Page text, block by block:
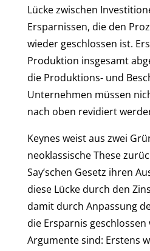
Lücke zwischen
Ersparnissen, die den
wieder geschlossen ist.
Produktion insgesamt
die Produktions- und
Unternehmen müssen
nach oben revidiert
Keynes weist aus zwei
neoklassische These
Say’schen Gesetz ihren
diese Lücke durch den
damit durch Anpassung
die Ersparnis geschlossen
Argumente sind: Erstens